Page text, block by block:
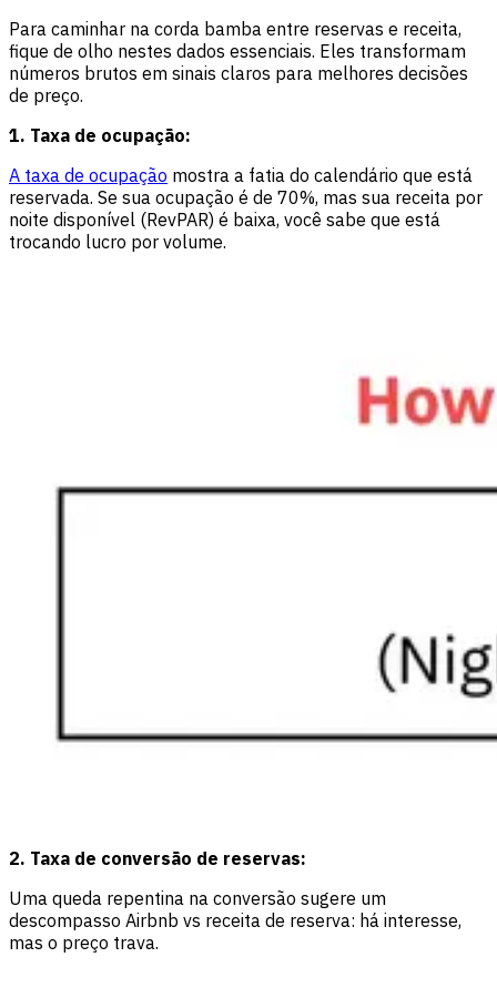
Para caminhar na corda bamba entre reservas e receita,
fique de olho nestes dados essenciais. Eles transformam
números brutos em sinais claros para melhores decisões
de preço.
1. Taxa de ocupação:
A taxa de ocupação mostra a fatia do calendário que está
reservada. Se sua ocupação é de 70%, mas sua receita por
noite disponível (RevPAR) é baixa, você sabe que está
trocando lucro por volume.
2. Taxa de conversão de reservas:
Uma queda repentina na conversão sugere um
descompasso Airbnb vs receita de reserva: há interesse,
mas o preço trava.